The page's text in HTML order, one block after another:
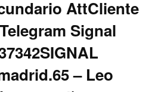
AttCliente
Signal
– Leo